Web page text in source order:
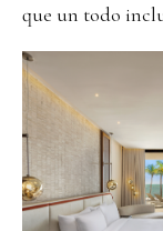
que un todo